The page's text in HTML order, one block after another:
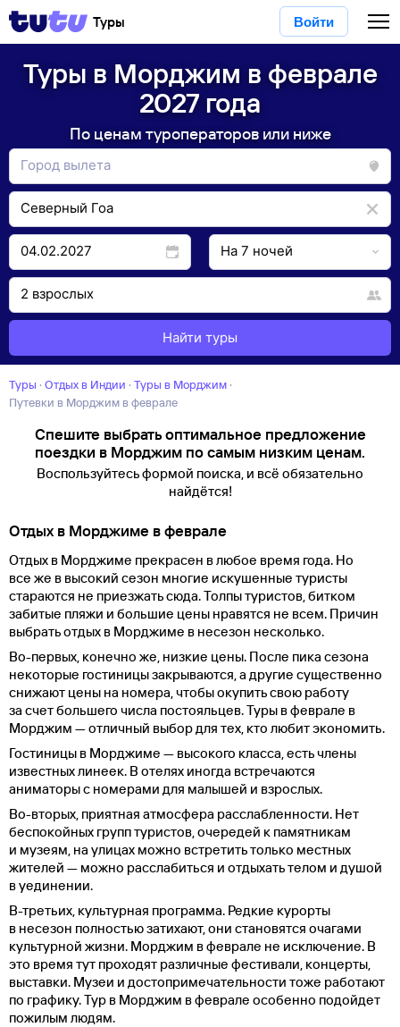
Туры Войти
Туры в Морджим в феврале
2027 года
По ценам туроператоров или ниже
Найти туры
Туры · Отдых в Индии · Туры в Морджим ·
Путевки в Морджим в феврале
Спешите выбрать оптимальное предложение
поездки в Морджим по самым низким ценам.
Воспользуйтесь формой поиска, и всё обязательно
найдётся!
Отдых в Морджиме в феврале
Отдых в Морджиме прекрасен в любое время года. Но
все же в высокий сезон многие искушенные туристы
стараются не приезжать сюда. Толпы туристов, битком
забитые пляжи и большие цены нравятся не всем. Причин
выбрать отдых в Морджиме в несезон несколько.
Во-первых, конечно же, низкие цены. После пика сезона
некоторые гостиницы закрываются, а другие существенно
снижают цены на номера, чтобы окупить свою работу
за счет большего числа постояльцев. Туры в феврале в
Морджим — отличный выбор для тех, кто любит экономить.
Гостиницы в Морджиме — высокого класса, есть члены
известных линеек. В отелях иногда встречаются
аниматоры с номерами для малышей и взрослых.
Во-вторых, приятная атмосфера расслабленности. Нет
беспокойных групп туристов, очередей к памятникам
и музеям, на улицах можно встретить только местных
жителей — можно расслабиться и отдыхать телом и душой
в уединении.
В-третьих, культурная программа. Редкие курорты
в несезон полностью затихают, они становятся очагами
культурной жизни. Морджим в феврале не исключение. В
это время тут проходят различные фестивали, концерты,
выставки. Музеи и достопримечательности тоже работают
по графику. Тур в Морджим в феврале особенно подойдет
пожилым людям.